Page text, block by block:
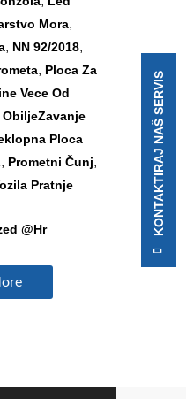
Mora,
, NN 92/2018,
, Ploca Za
Vece Od
ObiljeZavanje
Ploca
, Prometni Čunj,
Pratnje
@hr KONTAKTIRAJ NAŠ SERVIS